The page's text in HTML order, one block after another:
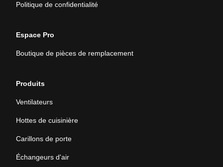
Politique de confidentialité
Espace Pro
Boutique de pièces de remplacement
Produits
Ventilateurs
Hottes de cuisinière
Carillons de porte
Échangeurs d'air